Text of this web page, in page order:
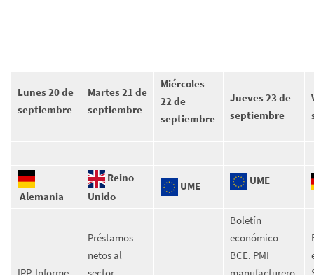
Lunes 20 de
septiembre
Martes 21 de
septiembre
Miércoles
22 de
septiembre
Jueves 23 de
septiembre
Alemania
Reino
Unido
UME UME
Préstamos
netos al
Boletín
económico
BCE. PMI